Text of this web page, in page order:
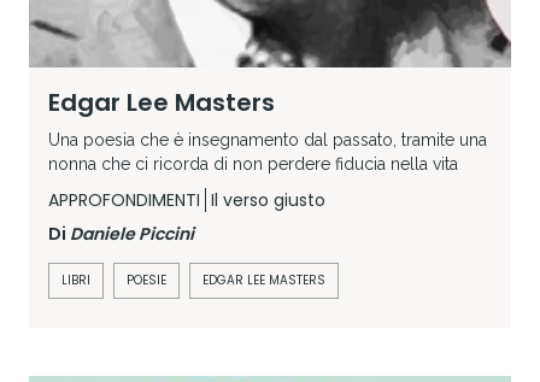
Edgar Lee Masters
Una poesia che è insegnamento dal passato, tramite una
nonna che ci ricorda di non perdere fiducia nella vita
APPROFONDIMENTI Il verso giusto
Di Daniele Piccini
LIBRI POESIE EDGAR LEE MASTERS